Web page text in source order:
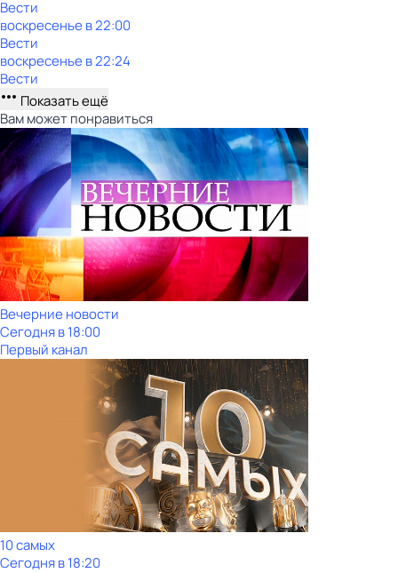
Вести
воскресенье в22:00
Вести
воскресенье в22:24
Вести
Показать ещё
Вам может понравиться
Вечерние новости
Сегодня в 18:00
Первый канал
10 самых
Сегодня в 18:20